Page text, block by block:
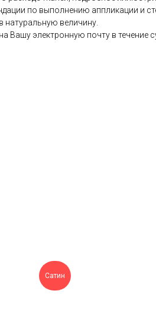
по выполнению аппликации и
величину.
Вашу электронную почту в течение
Сатин